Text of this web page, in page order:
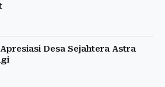
Desa Sejahtera Astra